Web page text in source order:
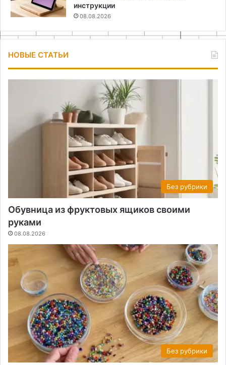
инструкции
08.08.2026
НОВЫЕ СТАТЬИ
Без рубрики
Обувница из фруктовых ящиков своими
руками
08.08.2026
Без рубрики